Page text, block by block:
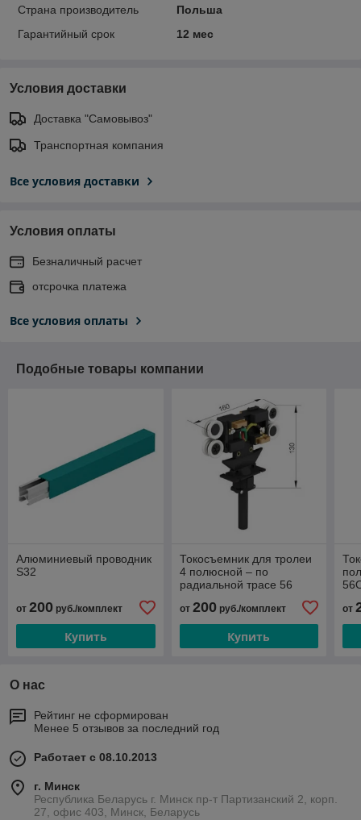
Страна производитель
Польша
Гарантийный срок
12 мес
Условия доставки
Доставка "Самовывоз"
Транспортная компания
Все условия доставки
Условия оплаты
Безналичный расчет
отсрочка платежа
Все условия оплаты
Подобные товары компании
Алюминиевый проводник
S32
от 200 руб./комплект
Купить
Токосъемник для тролеи
4 полюсной – по
радиальной трасе 56
от 200руб./комплект
Купить
от
О нас
Рейтинг не сформирован
Менее 5 отзывов за последний год
Работает с 08.10.2013
г. Минск
Республика Беларусь г. Минск пр-т Партизанский 2, корп.
27, офис 403, Минск, Беларусь